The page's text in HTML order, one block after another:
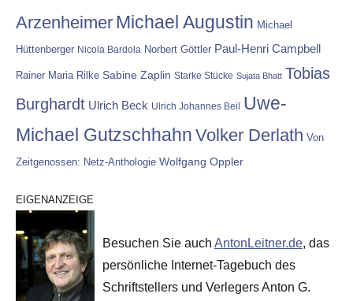
Arzenheimer Michael Augustin Michael
Hüttenberger Nicola Bardola Norbert Göttler Paul-Henri Campbell
Rainer Maria Rilke Sabine Zaplin Starke Stücke Sujata Bhatt Tobias
Burghardt Ulrich Beck Ulrich Johannes Beil Uwe-
Michael Gutzschhahn Volker Derlath Von
Zeitgenossen: Netz-Anthologie Wolfgang Oppler
EIGENANZEIGE
Besuchen Sie auch AntonLeitner.de, das
persönliche Internet-Tagebuch des
Schriftstellers und Verlegers Anton G.